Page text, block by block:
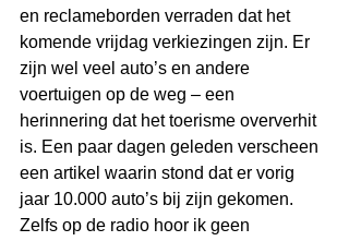
en reclameborden verraden dat het
komende vrijdag verkiezingen zijn. Er
zijn wel veel auto’s en andere
voertuigen op de weg – een
herinnering dat het toerisme oververhit
is. Een paar dagen geleden verscheen
een artikel waarin stond dat er vorig
jaar 10.000 auto’s bij zijn gekomen.
Zelfs op de radio hoor ik geen